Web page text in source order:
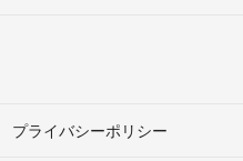
プライバシーポリシー